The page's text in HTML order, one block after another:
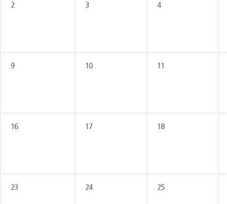
2 3 4
9 10 11
16 17 18
23 24 25